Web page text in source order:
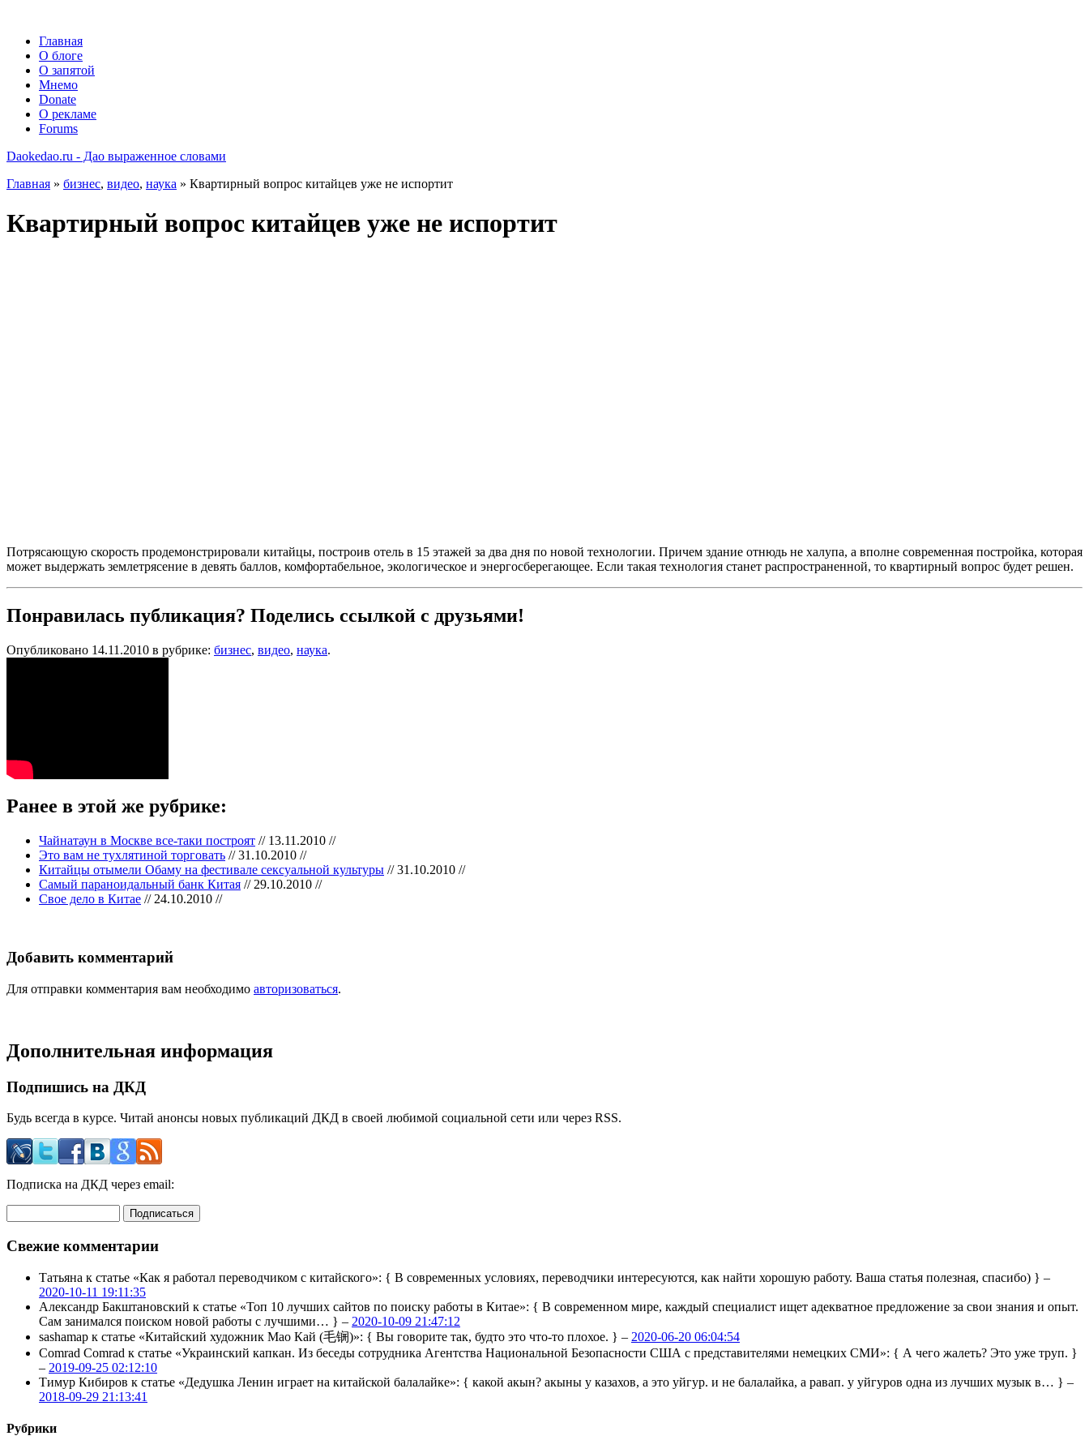
Главная
О блоге
О запятой
Мнемо
Donate
О рекламе
Forums
Daokedao.ru - Дао выраженное словами
Главная » бизнес, видео, наука » Квартирный вопрос китайцев уже не испортит
Квартирный вопрос китайцев уже не испортит
Потрясающую скорость продемонстрировали китайцы, построив отель в 15 этажей за два дня по новой технологии. Причем здание отнюдь не халупа, а вполне современная постройка, которая
может выдержать землетрясение в девять баллов, комфортабельное, экологическое и энергосберегающее. Если такая технология станет распространенной, то квартирный вопрос будет решен.
Понравилась публикация? Поделись ссылкой с друзьями!
Опубликовано 14.11.2010 в рубрике: бизнес, видео, наука.
Ранее в этой же рубрике:
Чайнатаун в Москве все-таки построят // 13.11.2010 //
Это вам не тухлятиной торговать // 31.10.2010 //
Китайцы отымели Обаму на фестивале сексуальной культуры // 31.10.2010 //
Самый параноидальный банк Китая // 29.10.2010 //
Свое дело в Китае // 24.10.2010 //
Добавить комментарий
Для отправки комментария вам необходимо авторизоваться.
Дополнительная информация
Подпишись на ДКД
Будь всегда в курсе. Читай анонсы новых публикаций ДКД в своей любимой социальной сети или через RSS.
Подписка на ДКД через email:
Свежие комментарии
Татьяна к статье «Как я работал переводчиком с китайского»: { В современных условиях, переводчики интересуются, как найти хорошую работу. Ваша статья полезная, спасибо) } –
2020-10-11 19:11:35
Александр Бакштановский к статье «Топ 10 лучших сайтов по поиску работы в Китае»: { В современном мире, каждый специалист ищет адекватное предложение за свои знания и опыт.
Сам занимался поиском новой работы с лучшими… } – 2020-10-09 21:47:12
sashamap к статье «Китайский художник Мао Кай (毛锎)»: { Вы говорите так, будто это что-то плохое. } – 2020-06-20 06:04:54
Comrad Comrad к статье «Украинский капкан. Из беседы сотрудника Агентства Национальной Безопасности США с представителями немецких СМИ»: { А чего жалеть? Это уже труп. }
– 2019-09-25 02:12:10
Тимур Кибиров к статье «Дедушка Ленин играет на китайской балалайке»: { какой акын? акыны у казахов, а это уйгур. и не балалайка, а равап. у уйгуров одна из лучших музык в… } –
2018-09-29 21:13:41
Рубрики